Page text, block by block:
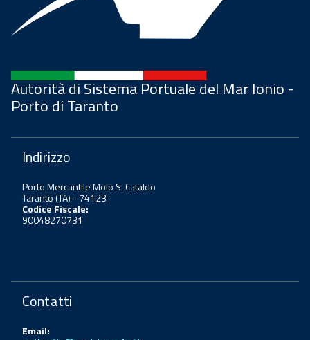
Autorità di Sistema Portuale del Mar Ionio -
Porto di Taranto
Indirizzo
Porto Mercantile Molo S. Cataldo
Taranto (TA) - 74123
Codice Fiscale:
90048270731
Contatti
Email: